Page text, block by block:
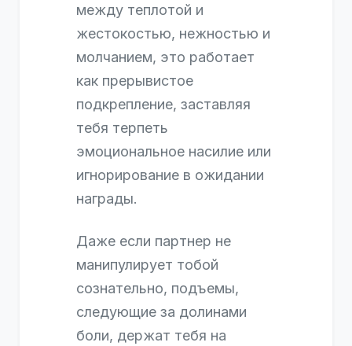
между теплотой и
жестокостью, нежностью и
молчанием, это работает
как прерывистое
подкрепление, заставляя
тебя терпеть
эмоциональное насилие или
игнорирование в ожидании
награды.
Даже если партнер не
манипулирует тобой
сознательно, подъемы,
следующие за долинами
боли, держат тебя на